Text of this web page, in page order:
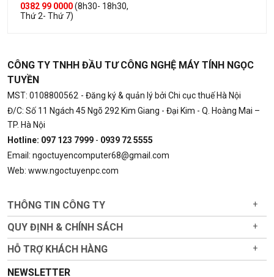
0382 99 0000(8h30- 18h30,
Thứ 2- Thứ 7)
CÔNG TY TNHH ĐẦU TƯ CÔNG NGHỆ MÁY TÍNH NGỌC
TUYỀN
MST: 0108800562 - Đăng ký & quản lý bởi Chi cục thuế Hà Nội
Đ/C: Số 11 Ngách 45 Ngõ 292 Kim Giang - Đại Kim - Q. Hoàng Mai –
TP. Hà Nội
Hotline: 097 123 7999 - 0939 72 5555
Email: ngoctuyencomputer68@gmail.com
Web: www.ngoctuyenpc.com
THÔNG TIN CÔNG TY +
QUY ĐỊNH & CHÍNH SÁCH +
HỖ TRỢ KHÁCH HÀNG +
NEWSLETTER